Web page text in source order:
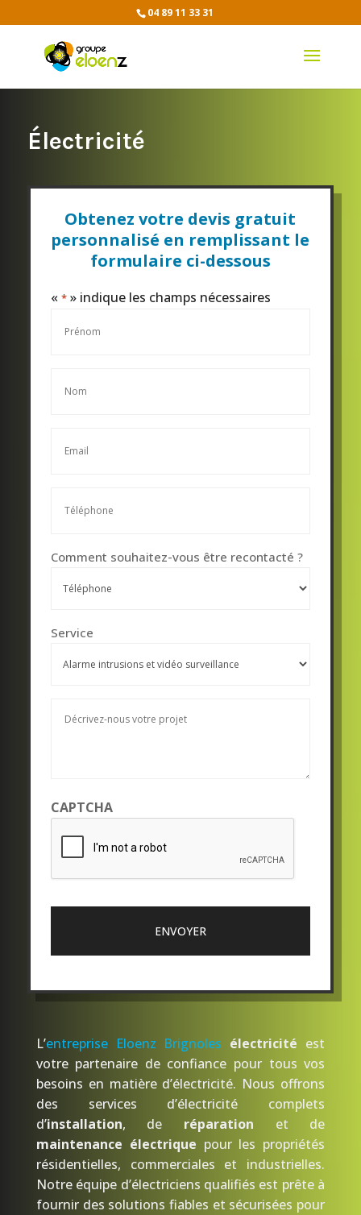
04 89 11 33 31
Électricité
Obtenez votre devis gratuit
personnalisé en remplissant le
formulaire ci-dessous
« *» indique les champs nécessaires
mail
Sans
Comment souhaitez-vous être recontacté ?
Services
Service
CAPTCHA
L’entreprise Eloenz Brignoles électricité est
votre partenaire de confiance pour tous vos
besoins en matière d’électricité. Nous offrons
des services d’électricité complets
d’installation, de réparation et de
maintenance électrique pour les propriétés
résidentielles, commerciales et industrielles.
Notre équipe d’électriciens qualifiés est prête à
fournir des solutions fiables et sécurisées pour